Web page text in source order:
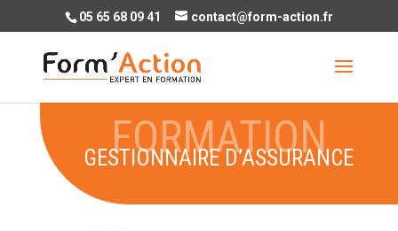
05 65 68 09 41 contact@form-action.fr
GESTIONNAIRE D’ASSURANCE